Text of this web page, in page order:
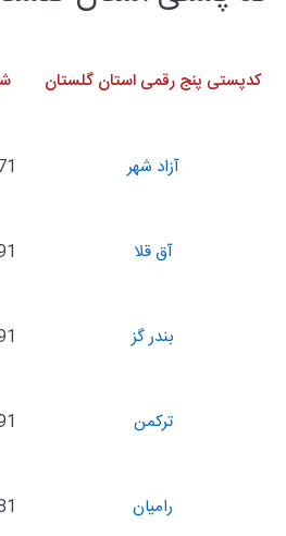
کدپستی پنج رقمی استان گلستان
آزاد شهر
آق قلا
بندر گز
تركمن
رامیان